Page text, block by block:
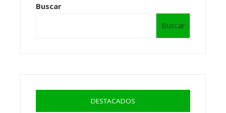
Buscar
Buscar
DESTACADOS